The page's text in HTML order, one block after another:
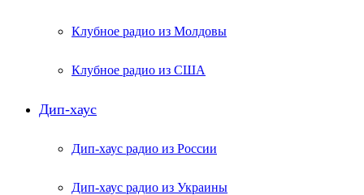
Клубное радио из Молдовы
Клубное радио из США
Дип-хаус
Дип-хаус радио из России
Дип-хаус радио из Украины